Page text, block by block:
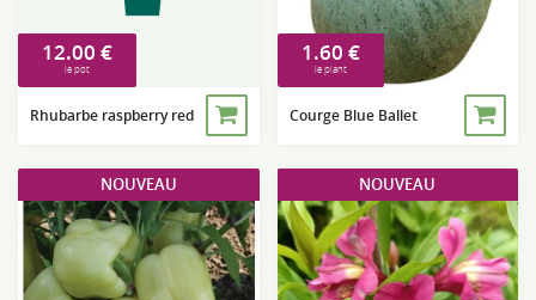
12.00 €
le pot
Rhubarbe raspberry red
1.60 €
le plant
Courge Blue Ballet
NOUVEAU NOUVEAU